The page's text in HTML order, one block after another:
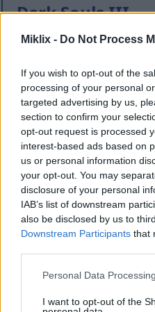
Miklix - Do Not Process
If you wish to opt-out of the
processing of your personal
targeted advertising by us,
section to confirm your
opt-out request is processed
interest-based ads based on
us or personal information
your opt-out. You may
disclosure of your personal
IAB’s list of downstream
also be disclosed by us to
Downstream Participants that
Please note that this website/
not limited to your visit or
Personal Data
I want to opt-out of the
Dark Souls III
Dark Souls III je akční
společností
roce 2016 a je třetím
Dark Souls.
Nejnovější příspěvky v
podkategoriích:
Dark Souls III: Soul
Publikováno vDark Souls III
Soul of Cinder je
a ten, kterého budete
hru spustit na vyšší
se na video podíváte až
Dark Souls III: